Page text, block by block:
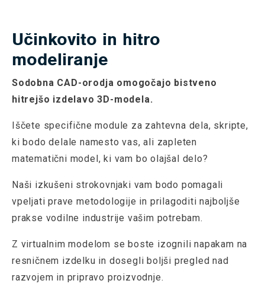
Učinkovito in hitro
modeliranje
Sodobna CAD-orodja omogočajo bistveno
hitrejšo izdelavo 3D-modela.
Iščete specifične module za zahtevna dela, skripte,
ki bodo delale namesto vas, ali zapleten
matematični model, ki vam bo olajšal delo?
Naši izkušeni strokovnjaki vam bodo pomagali
vpeljati prave metodologije in prilagoditi najboljše
prakse vodilne industrije vašim potrebam.
Z virtualnim modelom se boste izognili napakam na
resničnem izdelku in dosegli boljši pregled nad
razvojem in pripravo proizvodnje.